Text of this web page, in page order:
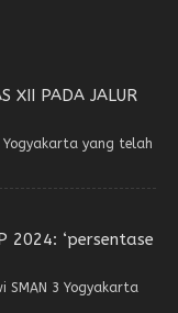
XII PADA JALUR
Yogyakarta yang telah
2024: ‘persentase
SMAN 3 Yogyakarta